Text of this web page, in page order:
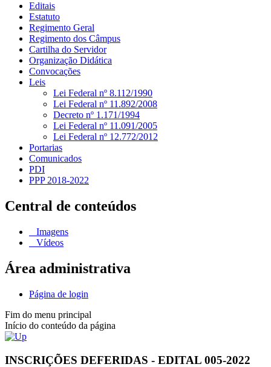
Editais
Estatuto
Regimento Geral
Regimento dos Câmpus
Cartilha do Servidor
Organização Didática
Convocações
Leis
Lei Federal nº 8.112/1990
Lei Federal nº 11.892/2008
Decreto nº 1.171/1994
Lei Federal nº 11.091/2005
Lei Federal nº 12.772/2012
Portarias
Comunicados
PDI
PPP 2018-2022
Central de conteúdos
Imagens
Vídeos
Área administrativa
Página de login
Fim do menu principal
Início do conteúdo da página
INSCRIÇÕES DEFERIDAS - EDITAL 005-2022